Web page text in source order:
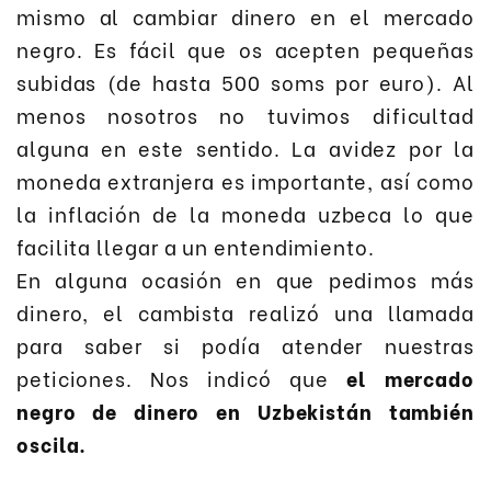
mismo al cambiar dinero en el mercado
negro. Es fácil que os acepten pequeñas
subidas (de hasta 500 soms por euro). Al
menos nosotros no tuvimos dificultad
alguna en este sentido. La avidez por la
moneda extranjera es importante, así como
la inflación de la moneda uzbeca lo que
facilita llegar a un entendimiento.
En alguna ocasión en que pedimos más
dinero, el cambista realizó una llamada
para saber si podía atender nuestras
peticiones. Nos indicó queel mercado
negro de dinero en Uzbekistán también
oscila.